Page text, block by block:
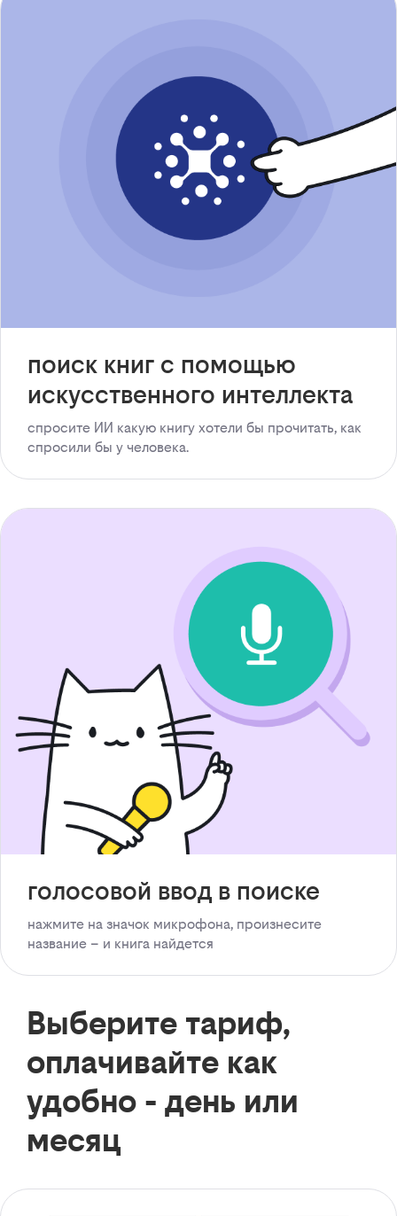
поиск книг с помощью
искусственного интеллекта
спросите ИИ какую книгу хотели бы прочитать, как
спросили бы у человека.
голосовой ввод в поиске
нажмите на значок микрофона, произнесите
название – и книга найдется
Выберите тариф,
оплачивайте как
удобно - день или
месяц